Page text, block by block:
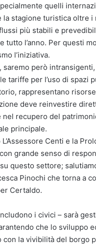
quelli
la stagione turistica oltre i
più stabili e
tutto l’anno. Per questi
l’iniziativa.
saremo però
tariffe per l’uso di spazi
rappresentano
deve reinvestire
nel recupero del
principale.
L’Assessore Centi e la
grande senso di
questo settore;
Pinochi che torna a
Certaldo.
i civici – sarà
che lo sviluppo
con la vivibilità del borgo